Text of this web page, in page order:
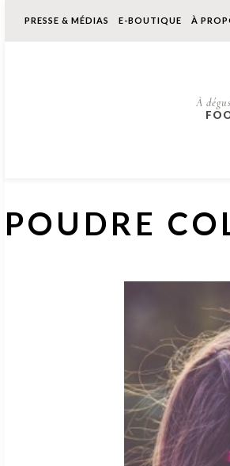
PRESSE & MÉDIAS E-BOUTIQUE À
À
POUDRE